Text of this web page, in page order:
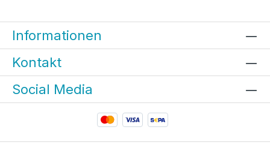
Informationen
Kontakt
Social Media